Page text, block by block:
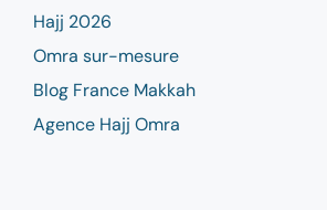
Hajj 2026
Omra sur-mesure
Blog France Makkah
Agence Hajj Omra